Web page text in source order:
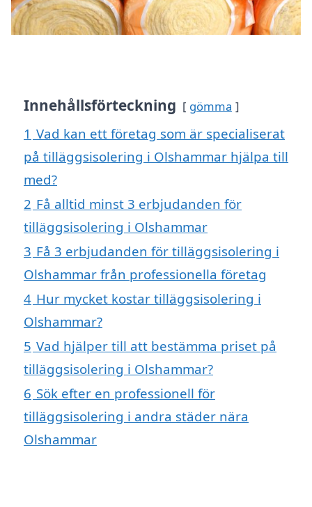
Innehållsförteckning gömma
1 Vad kan ett företag som är specialiserat
på tilläggsisolering i Olshammar hjälpa till
med?
2 Få alltid minst 3 erbjudanden för
tilläggsisolering i Olshammar
3 Få 3 erbjudanden för tilläggsisolering i
Olshammar från professionella företag
4 Hur mycket kostar tilläggsisolering i
Olshammar?
5 Vad hjälper till att bestämma priset på
tilläggsisolering i Olshammar?
6 Sök efter en professionell för
tilläggsisolering i andra städer nära
Olshammar